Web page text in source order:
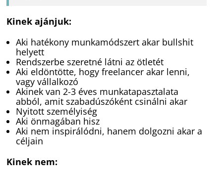
Kinek ajánjuk:
Aki hatékony munkamódszert akar bullshit
helyett
Rendszerbe szeretné látni az ötletét
Aki eldöntötte, hogy freelancer akar lenni,
vagy vállalkozó
Akinek van 2-3 éves munkatapasztalata
abból, amit szabadúszóként csinálni akar
Nyitott személyiség
Aki önmagában hisz
Aki nem inspirálódni, hanem dolgozni akar a
céljain
Kinek nem: